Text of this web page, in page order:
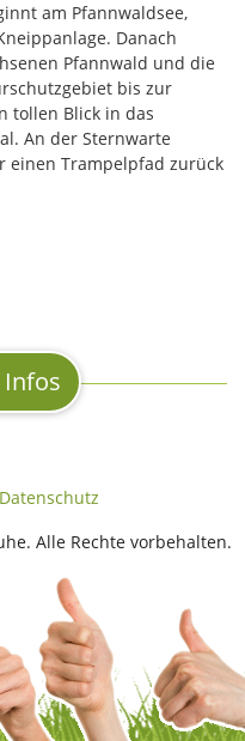
am Pfannwaldsee,
Danach
Pfannwald und die
bis zur
tollen Blick in das
An der Sternwarte
einen Trampelpfad zurück
Datenschutz
Alle Rechte vorbehalten.